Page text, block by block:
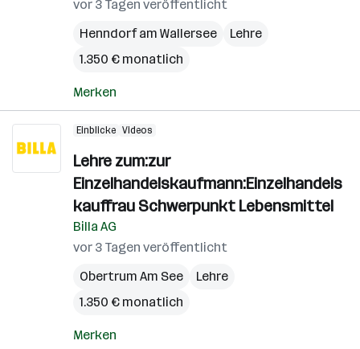
vor 3 Tagen veröffentlicht
Henndorf am Wallersee
Lehre
1.350 € monatlich
Merken
Einblicke Videos
Lehre zum:zur
Einzelhandelskaufmann:Einzelhandels
kauffrau Schwerpunkt Lebensmittel
Billa AG
vor 3 Tagen veröffentlicht
Obertrum Am See
Lehre
1.350 € monatlich
Merken